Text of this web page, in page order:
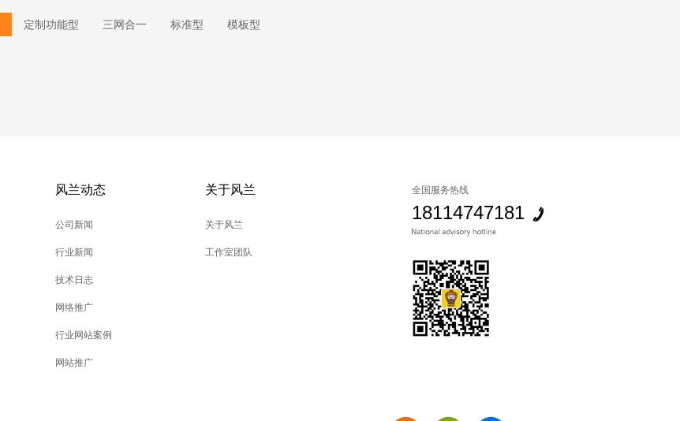
定制功能型 三网合一 标准型 模板型
风兰动态
公司新闻
行业新闻
技术日志
网络推广
行业网站案例
网站推广
关于风兰
关于风兰
工作室团队
全国服务热线
18114747181